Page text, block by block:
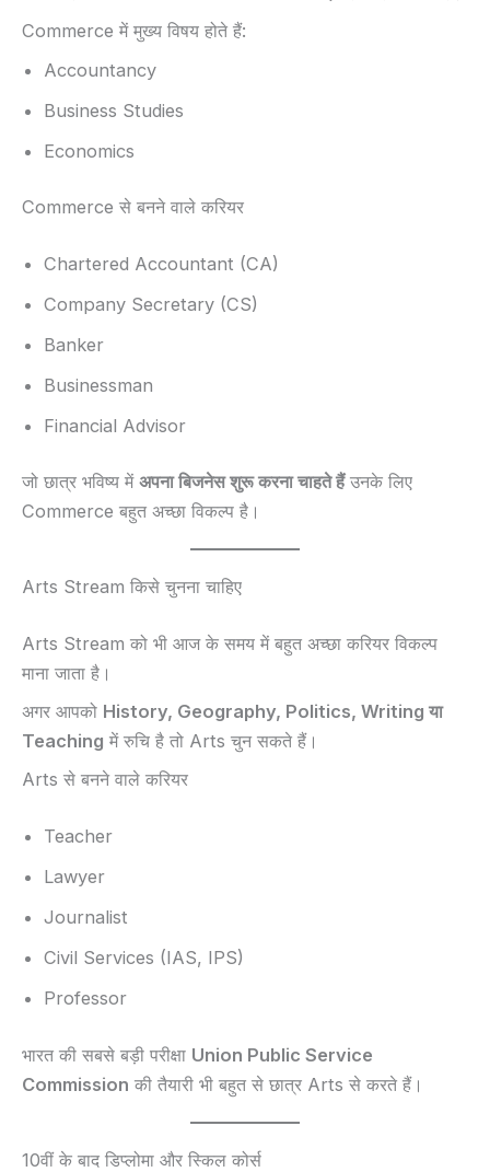
Commerce में मुख्य विषय होते हैं:
Accountancy
Business Studies
Economics
Commerce से बनने वाले करियर
Chartered Accountant (CA)
Company Secretary (CS)
Banker
Businessman
Financial Advisor
जो छात्र भविष्य में अपना बिजनेस शुरू करना चाहते हैंउनके लिए
Commerce बहुत अच्छा विकल्प है।
Arts Stream किसे चुनना चाहिए
Arts Stream को भी आज के समय में बहुत अच्छा करियर विकल्प
माना जाता है।
अगर आपको History, Geography, Politics, Writing या
Teaching में रुचि है तो Arts चुन सकते हैं।
Arts से बनने वाले करियर
Teacher
Lawyer
Journalist
Civil Services (IAS, IPS)
Professor
भारत की सबसे बड़ी परीक्षा Union Public Service
Commission की तैयारी भी बहुत से छात्र Arts से करते हैं।
10वीं के बाद डिप्लोमा और स्किल कोर्स